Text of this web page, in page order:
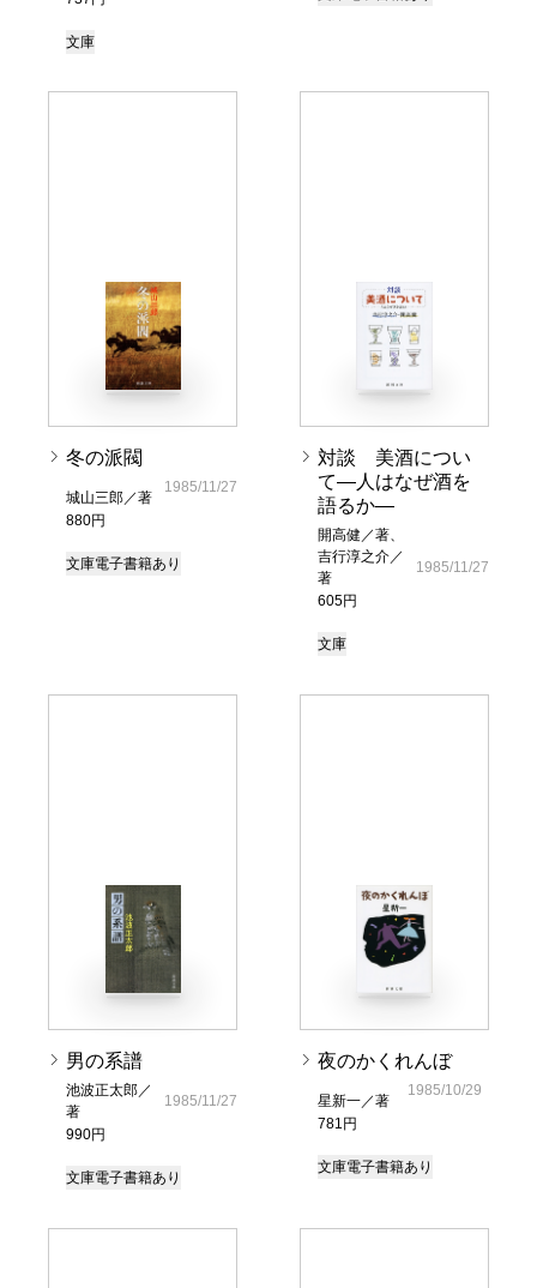
文庫
冬の派閥
城山三郎／著
880円
1985/11/27
文庫電子書籍あり
対談 美酒につい
て―人はなぜ酒を
語るか―
開高健／著、
吉行淳之介／
著
605円
1985/11/27
文庫
男の系譜
池波正太郎／
著
990円
1985/11/27
文庫電子書籍あり
夜のかくれんぼ
星新一／著
781円
1985/10/29
文庫電子書籍あり